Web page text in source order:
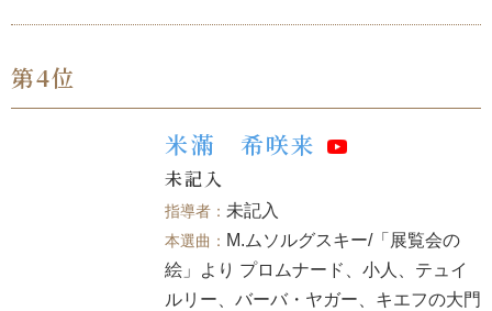
第4位
米滿 希咲来
未記入
未記入
M.ムソルグスキー/「展覧会の
絵」より プロムナード、小人、テュイ
ルリー、バーバ・ヤガー、キエフの大門